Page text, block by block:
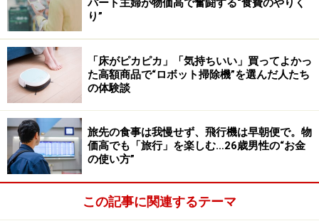
学校の教科書や問題集をやっていると、わからない問題
が出てくると思います。そういう時は、 YouTubeが役立
ちます。わからない問題が出てきたら、同じような問題
を解説しているYouTubeがないか探してみます。問題集
の解説を読むより、動画の説明の方がわかりやすいと思
います。教育系YouTuberの葉一さんのコンテンツでは、
小・中・高校生向けの授業動画を無料で視聴できます。
わかりやすいので、娘もよく見ているようです。
パート主婦が物価高で奮闘する“食費のやりく
り”
「床がピカピカ」「気持ちいい」買ってよかっ
た高額商品で“ロボット掃除機”を選んだ人たち
の体験談
旅先の食事は我慢せず、飛行機は早朝便で。物
価高でも「旅行」を楽しむ…26歳男性の“お金
の使い方”
この記事に関連するテーマ